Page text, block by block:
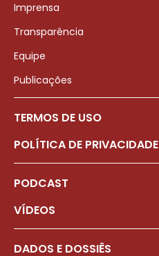
Imprensa
Transparência
Equipe
Publicações
TERMOS DE USO
POLÍTICA DE PRIVACIDADE
PODCAST
VÍDEOS
DADOS E DOSSIÊS